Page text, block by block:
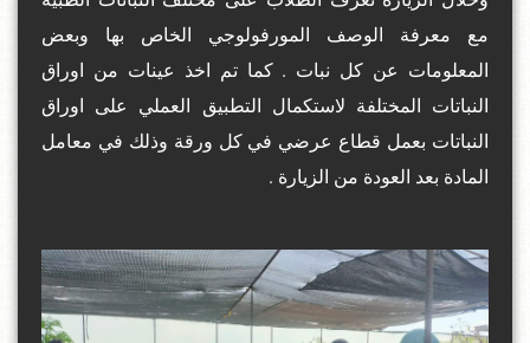
مع معرفة الوصف المورفولوجي الخاص بها وبعض
المعلومات عن كل نبات . كما تم اخذ عينات من اوراق
النباتات المختلفة لاستكمال التطبيق العملي على اوراق
النباتات بعمل قطاع عرضي في كل ورقة وذلك في معامل
المادة بعد العودة من الزيارة .